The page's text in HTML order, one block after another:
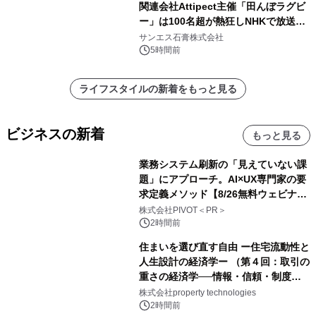
関連会社Attipect主催「田んぼラグビ
ー」は100名超が熱狂しNHKで放送さ
れました。
サンエス石膏株式会社
5時間前
ライフスタイルの新着をもっと見る
ビジネスの新着 もっと見る
業務システム刷新の「見えていない課
題」にアプローチ。AI×UX専門家の要
求定義メソッド【8/26無料ウェビナ
ー】株式会社PIVOT
株式会社PIVOT＜PR＞
2時間前
住まいを選び直す自由 ー住宅流動性と
人生設計の経済学ー （第４回：取引の
重さの経済学──情報・信頼・制度を
PropTechはどう組み替えるか）｜
PropTech-Lab
株式会社property technologies
2時間前